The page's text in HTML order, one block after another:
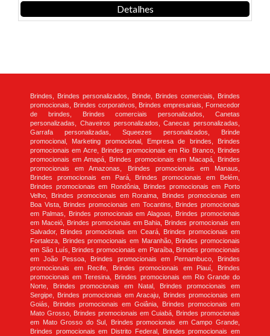
Detalhes
Brindes, Brindes personalizados, Brinde, Brindes comerciais, Brindes
promocionais, Brindes corporativos, Brindes empresariais, Fornecedor
de brindes, Brindes comerciais personalizados, Canetas
personalizadas, Chaveiros personalizados, Canecas personalizadas,
Garrafa personalizadas, Squeezes personalizados, Brinde
promocional, Marketing promocional, Empresa de brindes, Brindes
promocionais em Acre, Brindes promocionais em Rio Branco, Brindes
promocionais em Amapá, Brindes promocionais em Macapá, Brindes
promocionais em Amazonas, Brindes promocionais em Manaus,
Brindes promocionais em Pará, Brindes promocionais em Belém,
Brindes promocionais em Rondônia, Brindes promocionais em Porto
Velho, Brindes promocionais em Roraima, Brindes promocionais em
Boa Vista, Brindes promocionais em Tocantins, Brindes promocionais
em Palmas, Brindes promocionais em Alagoas, Brindes promocionais
em Maceió, Brindes promocionais em Bahia, Brindes promocionais em
Salvador, Brindes promocionais em Ceará, Brindes promocionais em
Fortaleza, Brindes promocionais em Maranhão, Brindes promocionais
em São Luís, Brindes promocionais em Paraíba, Brindes promocionais
em João Pessoa, Brindes promocionais em Pernambuco, Brindes
promocionais em Recife, Brindes promocionais em Piauí, Brindes
promocionais em Teresina, Brindes promocionais em Rio Grande do
Norte, Brindes promocionais em Natal, Brindes promocionais em
Sergipe, Brindes promocionais em Aracaju, Brindes promocionais em
Goiás, Brindes promocionais em Goiânia, Brindes promocionais em
Mato Grosso, Brindes promocionais em Cuiabá, Brindes promocionais
em Mato Grosso do Sul, Brindes promocionais em Campo Grande,
Brindes promocionais em Distrito Federal, Brindes promocionais em